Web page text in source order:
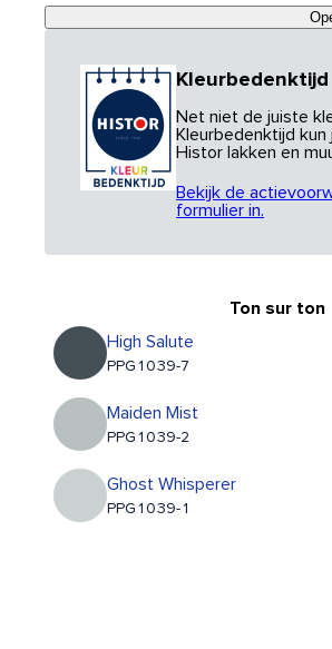
Kleurbedenktijd
Net niet de juiste
Kleurbedenktijd
Histor lakken en
Bekijk de
formulier in.
Ton sur ton
High Salute
PPG1039-7
Maiden Mist
PPG1039-2
Ghost Whisperer
PPG1039-1